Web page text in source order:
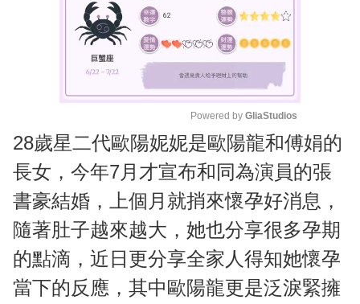
M
u
t
e
Powered by GliaStudios
28歲星二代歐陽妮妮是歐陽龍和傅娟的
長女，今年7月才宣布和同為演員的張
書豪結婚，上個月就捎來懷孕好消息，
隨著肚子越來越大，她也分享很多孕期
的點滴，近日更分享全家人得知她懷孕
當下的反應，其中歐陽龍更是泛淚緊擁